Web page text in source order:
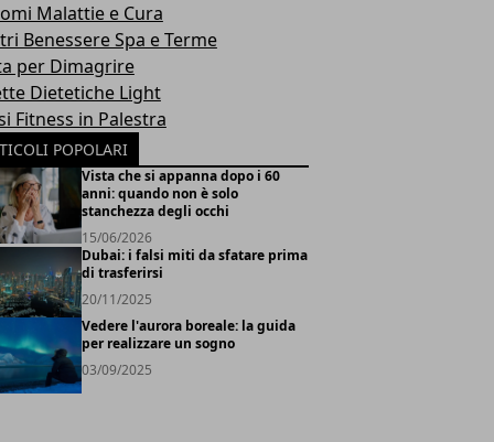
Malattie e Cura
Benessere Spa e Terme
per Dimagrire
Dietetiche Light
Fitness in Palestra
POPOLARI
Vista che si appanna dopo i 60
anni: quando non è solo
stanchezza degli occhi
15/06/2026
Dubai: i falsi miti da sfatare prima
di trasferirsi
20/11/2025
Vedere l'aurora boreale: la guida
per realizzare un sogno
03/09/2025